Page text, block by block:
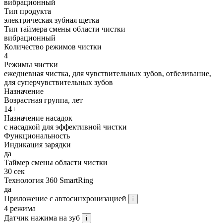
вибрационный
Тип продукта
электрическая зубная щетка
Тип таймера смены области чистки
вибрационный
Количество режимов чистки
4
Режимы чистки
ежедневная чистка, для чувствительных зубов, отбеливание,
для суперчувствительных зубов
Назначение
Возрастная группа, лет
14+
Назначение насадок
с насадкой для эффективной чистки
Функциональность
Индикация зарядки
да
Таймер смены области чистки
30 сек
Технология 360 SmartRing
да
Приложение с автосинхронизацией
i
4 режима
Датчик нажима на зуб
i